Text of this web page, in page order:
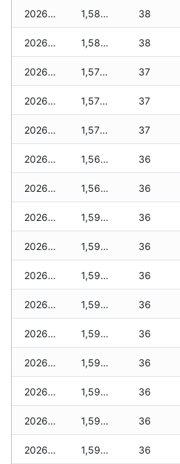
2026-07-17 1,588 zł 38
2026-07-16 1,588 zł 38
2026-07-15 1,576 zł 37
2026-07-14 1,576 zł 37
2026-07-13 1,576 zł 37
2026-07-12 1,564 zł 36
2026-07-11 1,564 zł 36
2026-07-10 1,599 zł 36
2026-07-09 1,599 zł 36
2026-07-08 1,599 zł 36
2026-07-07 1,599 zł 36
2026-07-06 1,599 zł 36
2026-07-05 1,599 zł 36
2026-07-04 1,599 zł 36
2026-07-03 1,599 zł 36
2026-07-02 1,599 zł 36